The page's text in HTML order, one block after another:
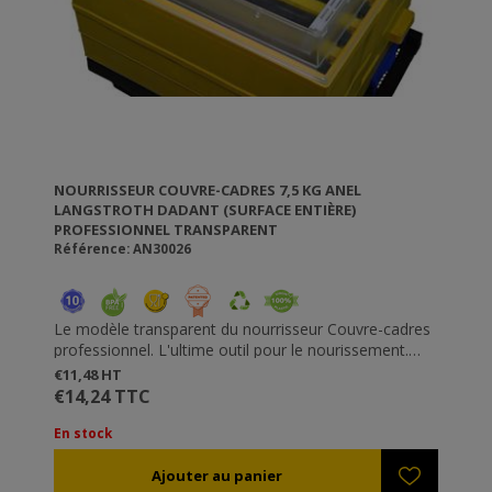
NOURRISSEUR COUVRE-CADRES 7,5 KG ANEL
LANGSTROTH DADANT (SURFACE ENTIÈRE)
PROFESSIONNEL TRANSPARENT
Référence: AN30026
Le modèle transparent du nourrisseur Couvre-cadres
professionnel. L'ultime outil pour le nourissement.
Vous permet d'observer les abeilles.
Isole la ruche contre le froid et la chaleur.
Vous ne dérangez pas l'essaim lorsque vous
remplissez le nourrisseur, car vos abeilles sont
derrière les partitions .
Les abeilles peuvent consommer tout le sirop
€11,48 HT
€14,24 TTC
En stock